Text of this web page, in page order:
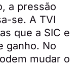
a pressão
se. A TVI
que a SIC e
ganho. No
mudar o